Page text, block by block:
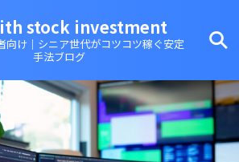
stock investment
向け｜シニア世代がコツコツ稼ぐ安定
手法ブログ